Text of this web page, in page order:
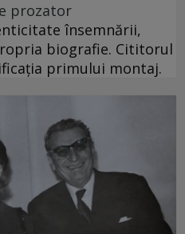
prozator
însemnării,
biografie. Cititorul
primului montaj.